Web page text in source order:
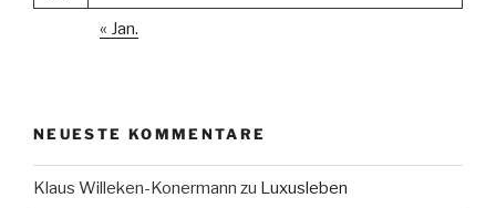
« Jan.
NEUESTE KOMMENTARE
Klaus Willeken-Konermann zu Luxusleben